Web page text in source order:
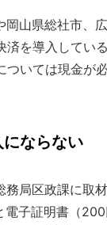
山県総社市、
済を導入してい
いては現金が必
ならない
局区政課に取
子証明書（